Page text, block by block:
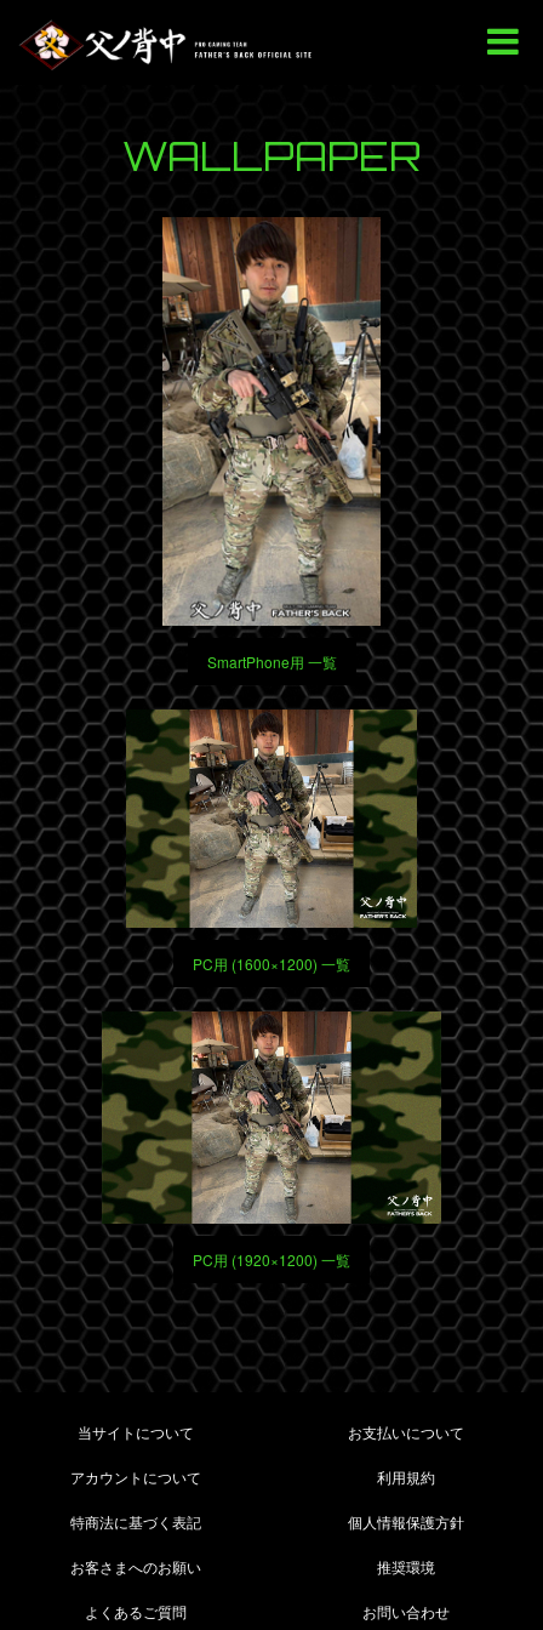
WALLPAPER
SmartPhone用 一覧
PC用 (1600×1200) 一覧
PC用 (1920×1200) 一覧
当サイトについて お支払いについて
アカウントについて 利用規約
特商法に基づく表記 個人情報保護方針
お客さまへのお願い 推奨環境
よくあるご質問 お問い合わせ